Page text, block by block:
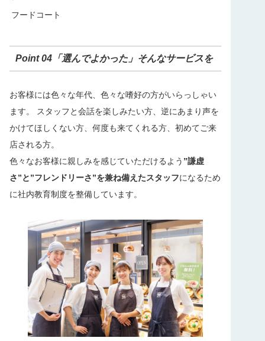
フードコート
Point 04「選んでよかった」そんなサービスを
お客様には色々な年代、色々な嗜好の方がいらっしゃい
ます。 スタッフと会話を楽しみたい方、逆にあまり声を
かけてほしくない方、何度も来てくれる方、初めてご来
店される方。
色々なお客様に親しみを感じていただけるよう ”謙虚
さ”と”フレンドリーさ”を兼ね備えたスタッフになるため
に社内教育制度を整備しています。